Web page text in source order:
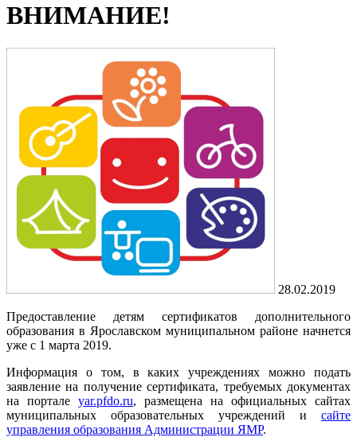
ВНИМАНИЕ!
28.02.2019
Предоставление детям сертификатов дополнительного
образования в Ярославском муниципальном районе начнется
уже с 1 марта 2019.
Информация о том, в каких учреждениях можно подать
заявление на получение сертификата, требуемых документах
на портале yar.pfdo.ru, размещена на официальных сайтах
муниципальных образовательных учреждений и сайте
управления образования Администрации ЯМР.